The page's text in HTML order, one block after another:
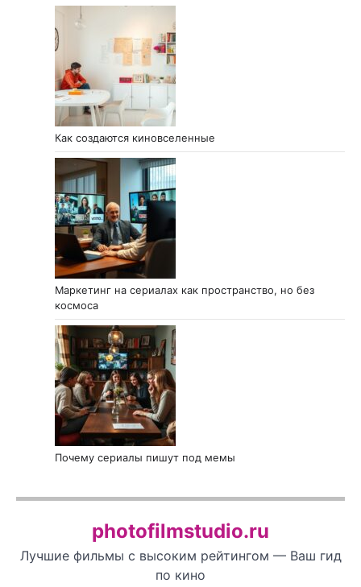
Как создаются киновселенные
Маркетинг на сериалах как пространство, но без
космоса
Почему сериалы пишут под мемы
photofilmstudio.ru
Лучшие фильмы с высоким рейтингом — Ваш гид
по кино